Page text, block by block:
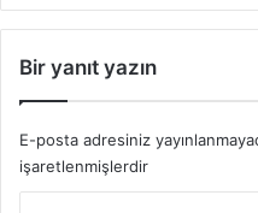
Bir yanıt yazın
E-posta adresiniz
işaretlenmişlerdir